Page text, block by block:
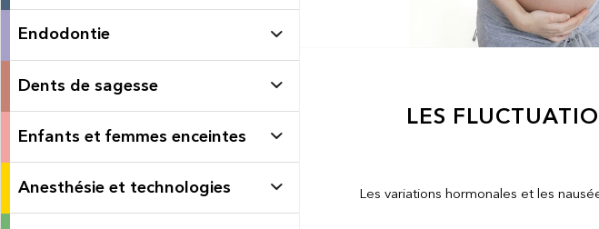
Endodontie
Dents de sagesse
Enfants et femmes enceintes
Anesthésie et technologies
LES
Les variations hormonales et les